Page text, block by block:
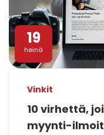
19
heinä
Vinkit
10 virhettä,
myynti-